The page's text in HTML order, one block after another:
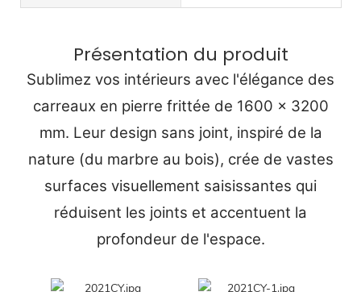
Présentation du produit
Sublimez vos intérieurs avec l'élégance des
carreaux en pierre frittée de 1600 x 3200
mm. Leur design sans joint, inspiré de la
nature (du marbre au bois), crée de vastes
surfaces visuellement saisissantes qui
réduisent les joints et accentuent la
profondeur de l'espace.